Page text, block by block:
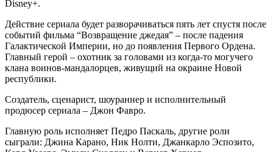
Disney+.
Действие сериала будет разворачиваться пять лет спустя после
событий фильма “Возвращение джедая” – после падения
Галактической Империи, но до появления Первого Ордена.
Главный герой – охотник за головами из когда-то могучего
клана воинов-мандалорцев, живущий на окраине Новой
республики.
Создатель, сценарист, шоураннер и исполнительный
продюсер сериала – Джон Фавро.
Главную роль исполняет Педро Паскаль, другие роли
сыграли: Джина Карано, Ник Нолти, Джанкарло Эспозито,